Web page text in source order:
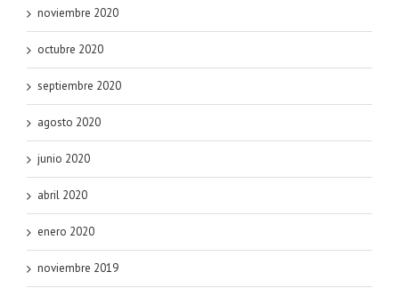
noviembre 2020
octubre 2020
septiembre 2020
agosto 2020
junio 2020
abril 2020
enero 2020
noviembre 2019